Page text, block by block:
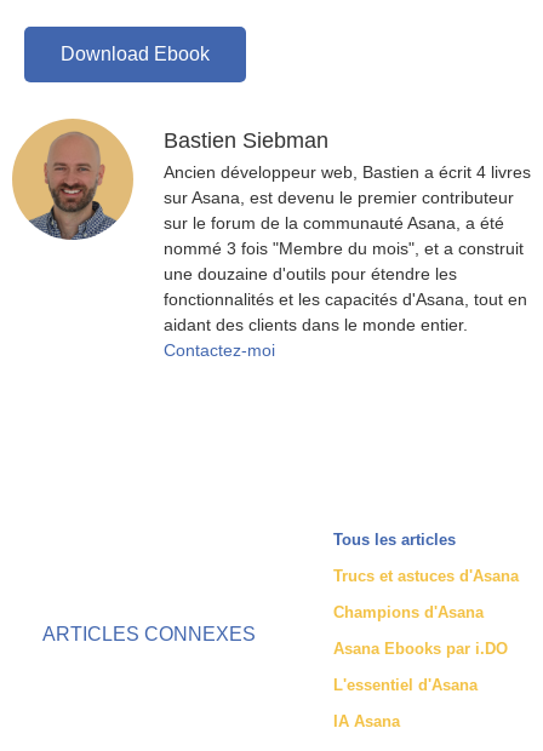
Download Ebook
Bastien Siebman
Ancien développeur web, Bastien a écrit 4 livres
sur Asana, est devenu le premier contributeur
sur le forum de la communauté Asana, a été
nommé 3 fois "Membre du mois", et a construit
une douzaine d'outils pour étendre les
fonctionnalités et les capacités d'Asana, tout en
aidant des clients dans le monde entier.
Contactez-moi
ARTICLES CONNEXES
Tous les articles
Trucs et astuces d'Asana
Champions d'Asana
Asana Ebooks par i.DO
L'essentiel d'Asana
IA Asana